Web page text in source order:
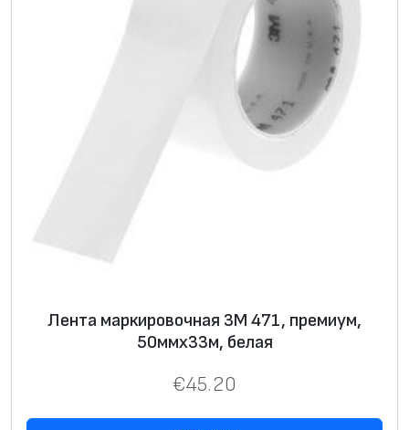
Лента маркировочная 3М 471, премиум,
50ммх33м, белая
€45.20